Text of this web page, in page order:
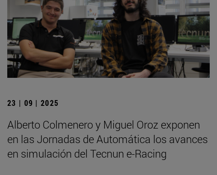
23 | 09 | 2025
Alberto Colmenero y Miguel Oroz exponen
en las Jornadas de Automática los avances
en simulación del Tecnun e-Racing